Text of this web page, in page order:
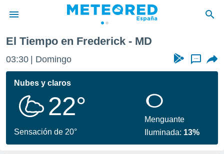
de
por
se
calidad.
a este
las
El Tiempo en Frederick - MD
03:30 Domingo ...
Nubes y claros
22°
Sensación de 20°
Menguante
Iluminada: 13%